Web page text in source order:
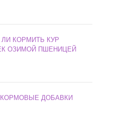
КОРМИТЬ КУР
ОЗИМОЙ ПШЕНИЦЕЙ
ДОБАВКИ